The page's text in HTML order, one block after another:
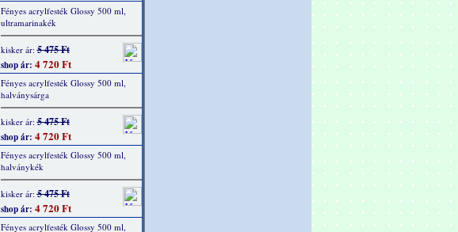
Fényes acrylfesték Glossy 500 ml,
ultramarinakék
kisker ár:5 475 Ft
shop ár: 4 720 Ft
Fényes acrylfesték Glossy 500 ml,
halványsárga
kisker ár:5 475 Ft
shop ár: 4 720 Ft
Fényes acrylfesték Glossy 500 ml,
halványkék
kisker ár:5 475 Ft
shop ár: 4 720 Ft
Fényes acrylfesték Glossy 500 ml,